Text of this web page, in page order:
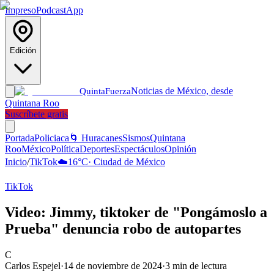
ImpresoPodcastApp
Edición
QuintaFuerzaNoticias de México, desde
Quintana Roo
Suscríbete gratis
PortadaPoliciaca 🌀 HuracanesSismosQuintana
RooMéxicoPolíticaDeportesEspectáculosOpinión
Inicio/TikTok☁️16°C· Ciudad de México
TikTok
Video: Jimmy, tiktoker de "Pongámoslo a
Prueba" denuncia robo de autopartes
C
Carlos Espejel·14 de noviembre de 2024·3 min de lectura